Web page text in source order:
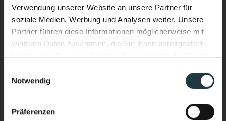
Verwendung unserer Website an unsere Partner für
soziale Medien, Werbung und Analysen weiter. Unsere
Partner führen diese Informationen möglicherweise mit
weiteren Daten zusammen, die Sie ihnen bereitgestellt
haben oder die sie im Rahmen Ihrer Nutzung der Dienste
Notwendig
Präferenzen
Schwimmbad90m²
beheizter XL Außenwhirlpool
Extra Saunabereich für Erwachsene
Infrarotkabine, Frischluftraum, Pitztaler
Performance & Soul – jetzt auch